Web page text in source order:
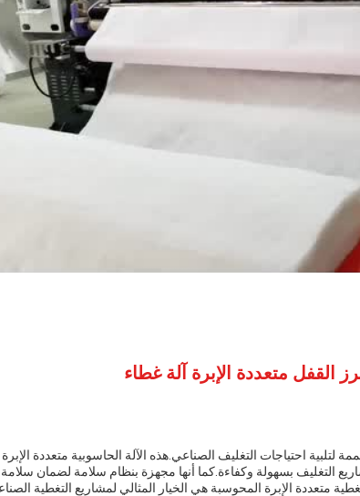
احتياجات التغليف الصناعي.هذه الآلة الحاسوبية متعددة الإبرة
التغليف بسهولة وكفاءة.كما أنها مجهزة بنظام سلامة لضمان سلامة
متعددة الإبرة المحوسبة هي الخيار المثالي لمشاريع التغطية